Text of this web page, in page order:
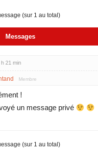
(sur 1 au total)
Messages
21 min
Membre
!
un message privé
(sur 1 au total)